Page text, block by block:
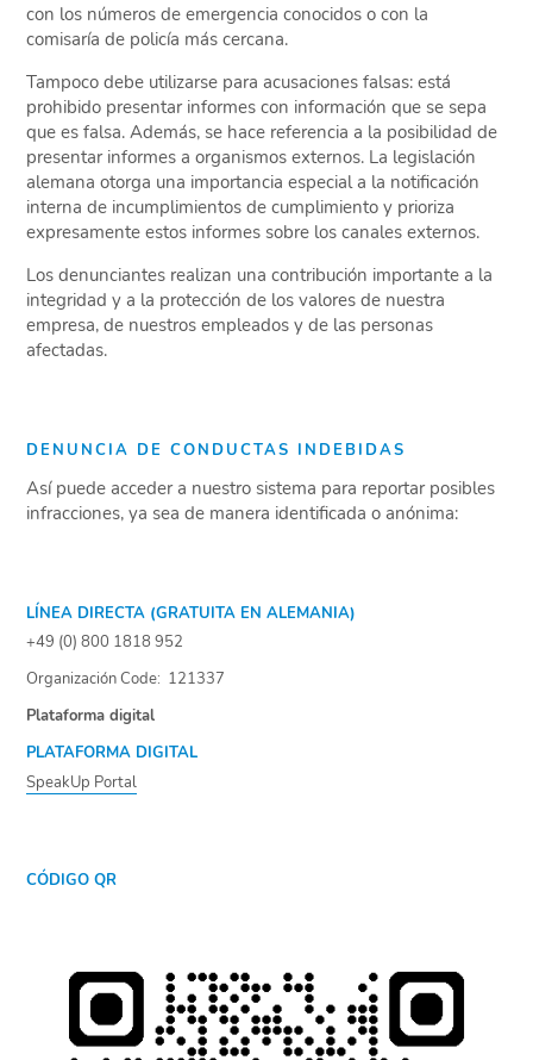
con los números de emergencia conocidos o con la
comisaría de policía más cercana.
Tampoco debe utilizarse para acusaciones falsas: está
prohibido presentar informes con información que se sepa
que es falsa. Además, se hace referencia a la posibilidad de
presentar informes a organismos externos. La legislación
alemana otorga una importancia especial a la notificación
interna de incumplimientos de cumplimiento y prioriza
expresamente estos informes sobre los canales externos.
Los denunciantes realizan una contribución importante a la
integridad y a la protección de los valores de nuestra
empresa, de nuestros empleados y de las personas
afectadas.
DENUNCIA DE CONDUCTAS INDEBIDAS
Así puede acceder a nuestro sistema para reportar posibles
infracciones, ya sea de manera identificada o anónima:
LÍNEA DIRECTA (GRATUITA EN ALEMANIA)
+49 (0) 800 1818 952
Organización Code: 121337
Plataforma digital
PLATAFORMA DIGITAL
SpeakUp Portal
CÓDIGO QR